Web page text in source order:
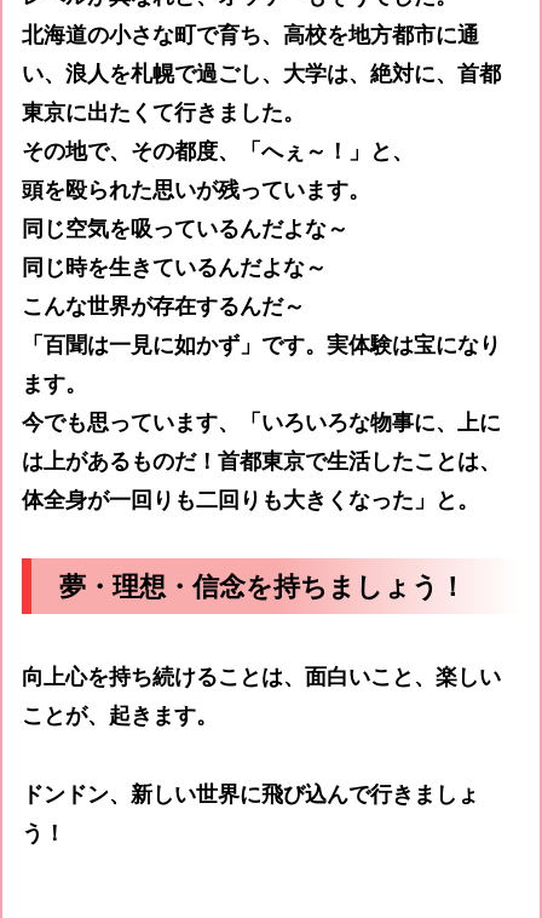
北海道の小さな町で育ち、高校を地方都市に通
い、浪人を札幌で過ごし、大学は、絶対に、首都
東京に出たくて行きました。
その地で、その都度、「へぇ～！」と、
頭を殴られた思いが残っています。
同じ空気を吸っているんだよな～
同じ時を生きているんだよな～
こんな世界が存在するんだ～
「百聞は一見に如かず」です。実体験は宝になり
ます。
今でも思っています、「いろいろな物事に、上に
は上があるものだ！首都東京で生活したことは、
体全身が一回りも二回りも大きくなった」と。
夢・理想・信念を持ちましょう！
向上心を持ち続けることは、面白いこと、楽しい
ことが、起きます。
ドンドン、新しい世界に飛び込んで行きましょ
う！